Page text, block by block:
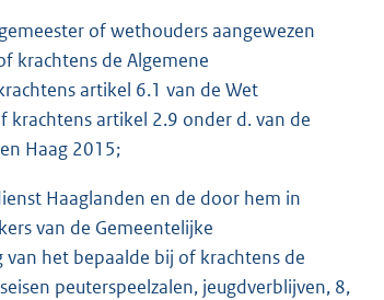
of wethouders aangewezen
krachtens de Algemene
artikel 6.1 van de Wet
artikel 2.9 onder d. van de
Haag 2015;
Haaglanden en de door hem in
van de Gemeentelijke
het bepaalde bij of krachtens de
peuterspeelzalen, jeugdverblijven, 8,